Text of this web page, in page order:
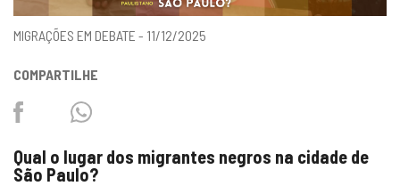
MIGRAÇÕES EM DEBATE - 11/12/2025
COMPARTILHE
FacebookTwitterWhatsapp
Qual o lugar dos migrantes negros na cidade de
São Paulo?